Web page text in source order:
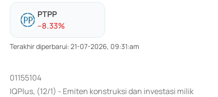
PTPP
--8.33%
Terakhir diperbarui: 21-07-2026, 09:31:am
01155104
IQPlus, (12/1) - Emiten konstruksi dan investasi milik